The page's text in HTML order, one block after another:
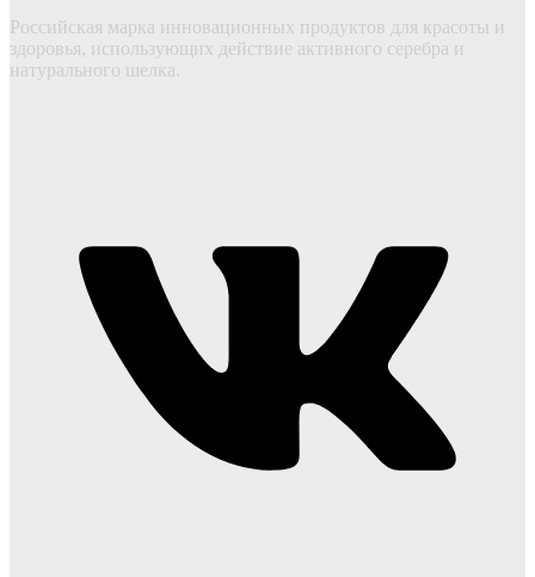
Российская марка инновационных продуктов для красоты и
здоровья, использующих действие активного серебра и
натурального шелка.